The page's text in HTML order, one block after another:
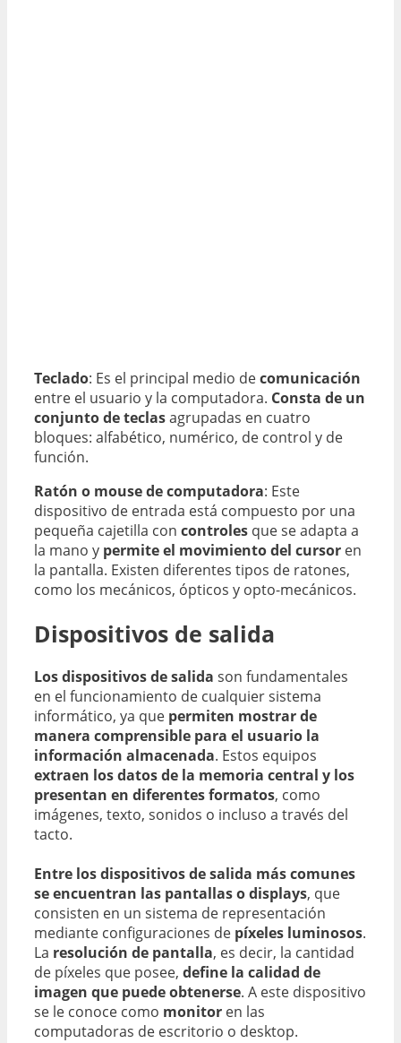
Teclado: Es el principal medio decomunicación
entre el usuario y la computadora. Consta de un
conjunto de teclasagrupadas en cuatro
bloques: alfabético, numérico, de control y de
función.
Ratón o mouse de computadora: Este
dispositivo de entrada está compuesto por una
pequeña cajetilla con controles que se adapta a
la mano y permite el movimiento del cursor en
la pantalla. Existen diferentes tipos de ratones,
como los mecánicos, ópticos y opto-mecánicos.
Dispositivos de salida
Los dispositivos de salida son fundamentales
en el funcionamiento de cualquier sistema
informático, ya que permiten mostrar de
manera comprensible para el usuario la
información almacenada. Estos equipos
extraen los datos de la memoria central y los
presentan en diferentes formatos, como
imágenes, texto, sonidos o incluso a través del
tacto.
Entre los dispositivos de salida más comunes
se encuentran las pantallas o displays, que
consisten en un sistema de representación
mediante configuraciones de píxeles luminosos.
La resolución de pantalla, es decir, la cantidad
de píxeles que posee, define la calidad de
imagen que puede obtenerse. A este dispositivo
se le conoce como monitor en las
computadoras de escritorio o desktop.